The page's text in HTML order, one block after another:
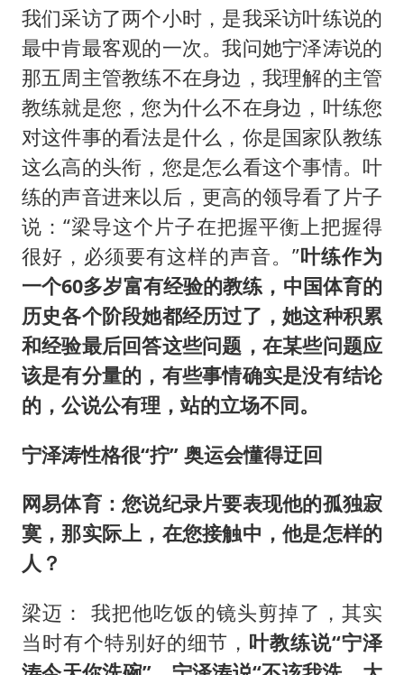
我们采访了两个小时，是我采访叶练说的
最中肯最客观的一次。我问她宁泽涛说的
那五周主管教练不在身边，我理解的主管
教练就是您，您为什么不在身边，叶练您
对这件事的看法是什么，你是国家队教练
这么高的头衔，您是怎么看这个事情。叶
练的声音进来以后，更高的领导看了片子
说：“梁导这个片子在把握平衡上把握得
很好，必须要有这样的声音。”叶练作为
一个60多岁富有经验的教练，中国体育的
历史各个阶段她都经历过了，她这种积累
和经验最后回答这些问题，在某些问题应
该是有分量的，有些事情确实是没有结论
的，公说公有理，站的立场不同。
宁泽涛性格很“拧” 奥运会懂得迂回
网易体育：您说纪录片要表现他的孤独寂
寞，那实际上，在您接触中，他是怎样的
人？
梁迈： 我把他吃饭的镜头剪掉了，其实
当时有个特别好的细节， 叶教练说“宁泽